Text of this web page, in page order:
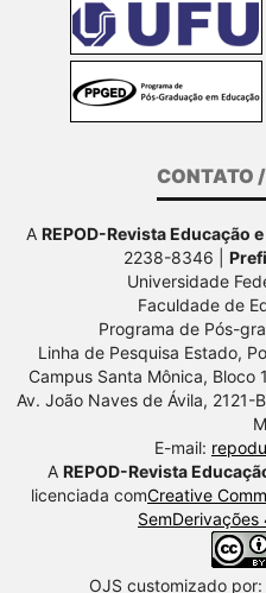
CONTATO
A REPOD-Revista Educação
2238-8346 |
Universidade
Faculdade de
Programa de Pós-
Linha de Pesquisa Estado,
Campus Santa Mônica, Bloco
Av. João Naves de Ávila, 2121-
E-mail:
A REPOD-Revista
licenciada comCreative
OJS customizado por: